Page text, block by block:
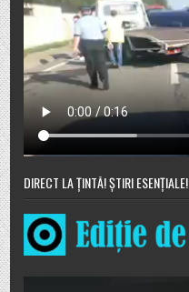
DIRECT LA ȚINTĂ! ȘTIRI ESENȚIALE!